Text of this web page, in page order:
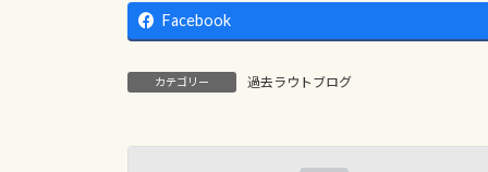
Facebook
カテゴリー 過去ラウトブログ